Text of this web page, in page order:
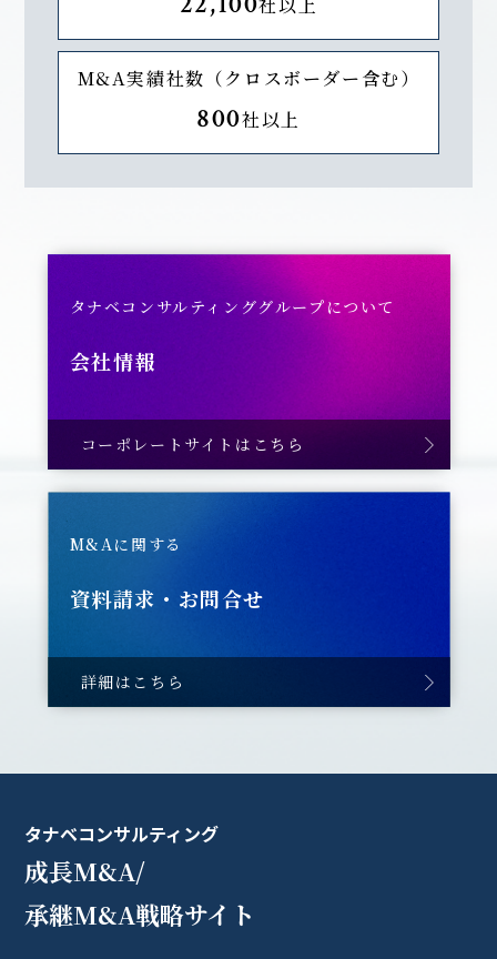
M&A実績社数（クロスボーダー含む）
800社以上
タナベコンサルティンググループについて
会社情報
コーポレートサイトはこちら
M&Aに関する
資料請求・お問合せ
詳細はこちら
タナベコンサルティング
成長M&A/
承継M&A戦略サイト